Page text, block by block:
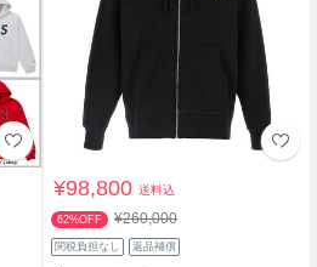
¥98,800送料込
62%OFF ¥260,000
関税負担なし 返品補償